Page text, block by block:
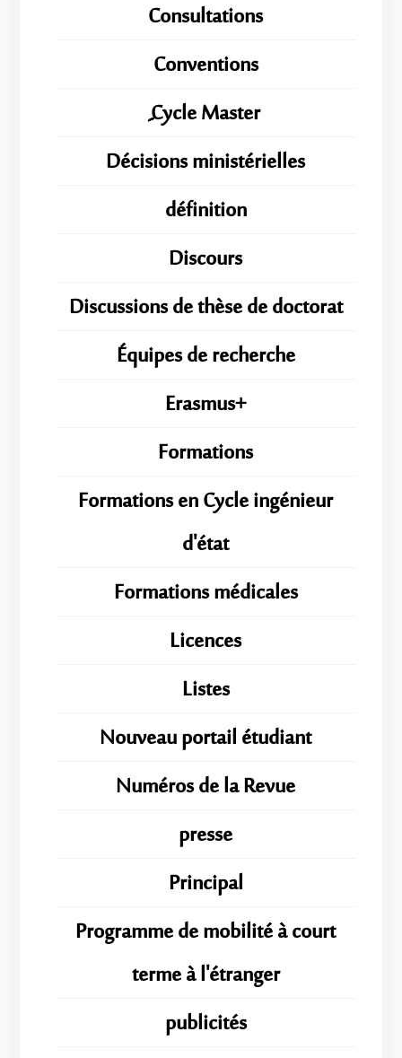
Consultations
Conventions
ِِِCycle Master
Décisions ministérielles
définition
Discours
Discussions de thèse de doctorat
Équipes de recherche
Erasmus+
Formations
Formations en Cycle ingénieur
d'état
Formations médicales
Licences
Listes
Nouveau portail étudiant
Numéros de la Revue
presse
Principal
Programme de mobilité à court
terme à l'étranger
publicités